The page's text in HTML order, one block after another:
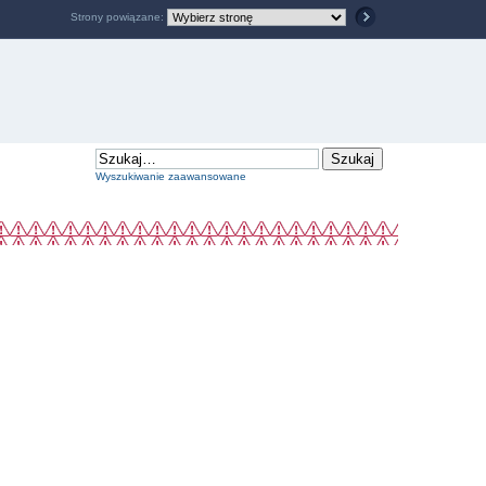
Wyszukiwanie zaawansowane
Strony powiązane: